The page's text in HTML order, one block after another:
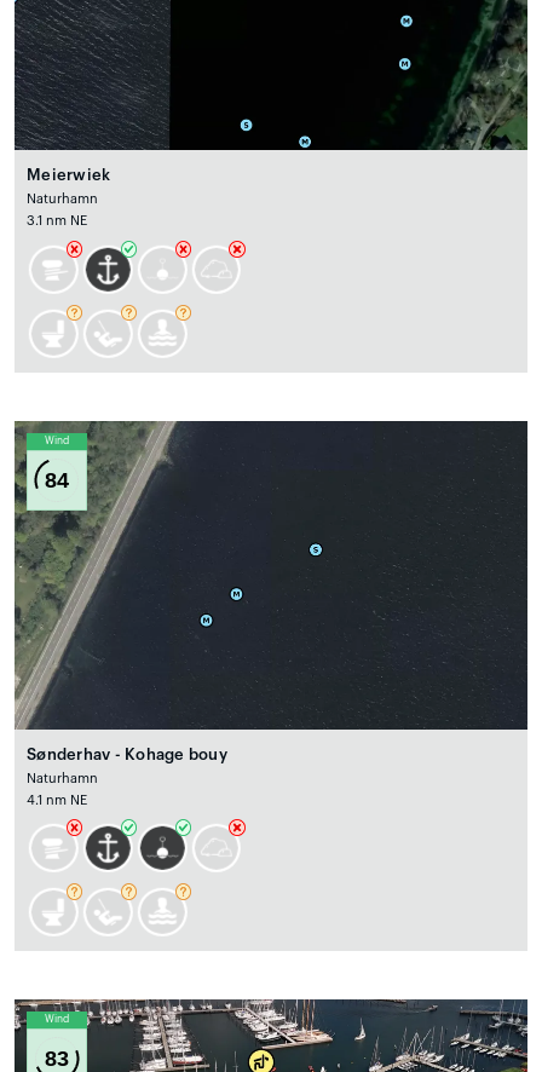
Meierwiek
Naturhamn
3.1 nm NE
Wind
84
Sønderhav - Kohage bouy
Naturhamn
4.1 nm NE
Wind
83